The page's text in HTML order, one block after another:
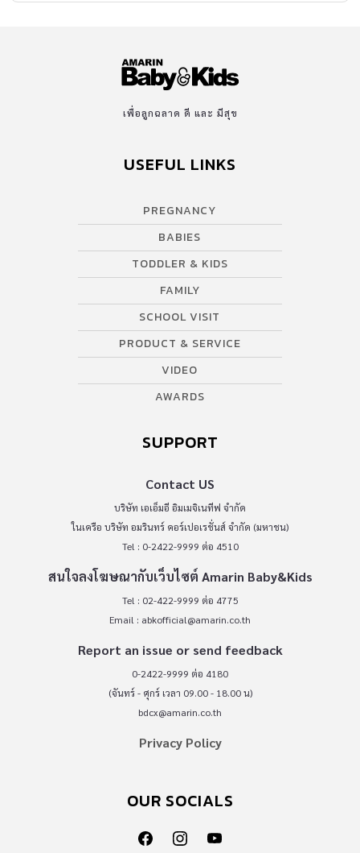
เพื่อลูกฉลาด ดี และ มีสุข
USEFUL LINKS
PREGNANCY
BABIES
TODDLER & KIDS
FAMILY
SCHOOL VISIT
PRODUCT & SERVICE
VIDEO
AWARDS
SUPPORT
Contact US
บริษัท เอเอ็มอี อิมเมจิเนทีฟ จำกัด
ในเครือ บริษัท อมรินทร์ คอร์เปอเรชั่นส์ จำกัด (มหาชน)
Tel : 0-2422-9999 ต่อ 4510
สนใจลงโฆษณากับเว็บไซต์ Amarin Baby&Kids
Tel : 02-422-9999 ต่อ 4775
Email : abkofficial@amarin.co.th
Report an issue or send feedback
0-2422-9999 ต่อ 4180
(จันทร์ - ศุกร์ เวลา 09.00 - 18.00 น)
bdcx@amarin.co.th
Privacy Policy
OUR SOCIALS